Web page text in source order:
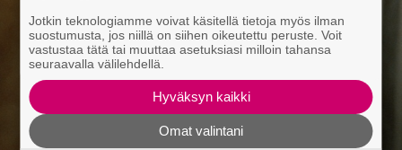
Jotkin teknologiamme voivat käsitellä tietoja myös ilman
suostumusta, jos niillä on siihen oikeutettu peruste. Voit
vastustaa tätä tai muuttaa asetuksiasi milloin tahansa
seuraavalla välilehdellä.
Hyväksyn kaikki
Omat valintani